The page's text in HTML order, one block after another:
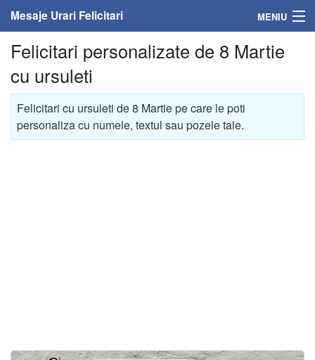
Mesaje Urari Felicitari MENIU
Home
Mesaje
Felicitari
Felicitari muzicale
Felicitari personalizate de 8 Martie
cu ursuleti
Felicitari cu ursuleti de 8 Martie pe care le poti
personaliza cu numele, textul sau pozele tale.